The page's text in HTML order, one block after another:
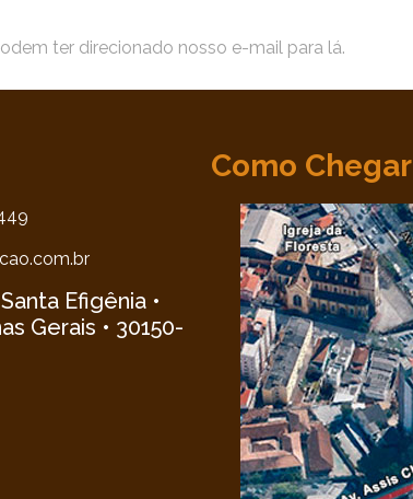
ter direcionado nosso e-mail para lá.
Efigênia •
Gerais • 30150-
Como Chegar